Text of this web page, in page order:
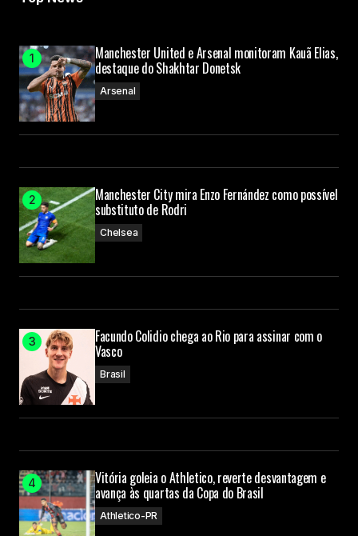
Manchester United e Arsenal monitoram Kauã Elias,
destaque do Shakhtar Donetsk
Arsenal
Manchester City mira Enzo Fernández como possível
substituto de Rodri
Chelsea
Facundo Colidio chega ao Rio para assinar com o
Vasco
Brasil
Vitória goleia o Athletico, reverte desvantagem e
avança às quartas da Copa do Brasil
Athletico-PR